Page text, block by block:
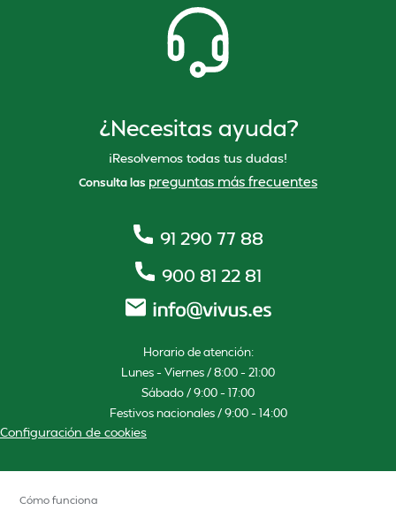
¿Necesitas ayuda?
¡Resolvemos todas tus dudas!
Consulta las preguntas más frecuentes
91 290 77 88
900 81 22 81
Horario de atención:
Lunes – Viernes / 8:00 – 21:00
Sábado / 9:00 – 17:00
Festivos nacionales / 9:00 – 14:00
Configuración de cookies
Cómo funciona